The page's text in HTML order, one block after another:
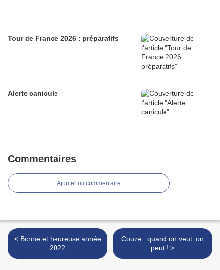
Tour de France 2026 : préparatifs
Alerte canicule
Commentaires
Ajouter un commentaire
< Bonne et heureuse année
2022
Couze : quand on veut, on
peut ! >